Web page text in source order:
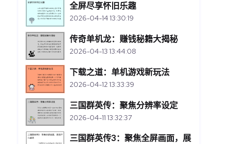
全屏尽享怀旧乐趣
2026-04-14 13:30:19
传奇单机龙：赚钱秘籍大揭秘
2026-04-13 13:44:08
下载之道：单机游戏新玩法
2026-04-12 13:33:39
三国群英传：聚焦分辨率设定
2026-04-11 13:32:37
三国群英传3：聚焦全屏画面，展